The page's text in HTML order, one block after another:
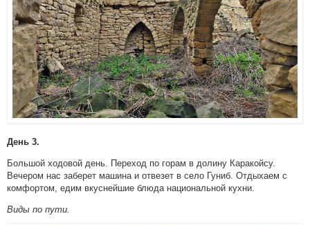
День 3.
Большой ходовой день. Переход по горам в долину Каракойсу.
Вечером нас заберет машина и отвезет в село Гуниб. Отдыхаем с
комфортом, едим вкуснейшие блюда национальной кухни.
Виды по пути.